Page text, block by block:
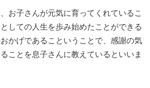
お子さんが元気に育ってくれているこ
しての人生を歩み始めたことができる
かげであるこということで、感謝の気
ことを息子さんに教えているといいま